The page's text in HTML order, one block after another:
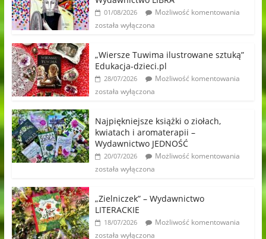
01/08/2026
Możliwość komentowania
została wyłączona
„Wiersze Tuwima ilustrowane sztuką”
Edukacja-dzieci.pl
28/07/2026
Możliwość komentowania
została wyłączona
Najpiękniejsze książki o ziołach,
kwiatach i aromaterapii –
Wydawnictwo JEDNOŚĆ
20/07/2026
Możliwość komentowania
została wyłączona
„Zielniczek” – Wydawnictwo
LITERACKIE
18/07/2026
Możliwość komentowania
została wyłączona